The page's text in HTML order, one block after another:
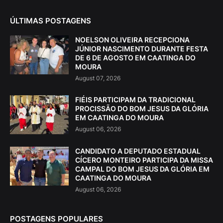
ÚLTIMAS POSTAGENS
NOELSON OLIVEIRA RECEPCIONA
JÚNIOR NASCIMENTO DURANTE FESTA
DE 6 DE AGOSTO EM CAATINGA DO
MOURA
August 07, 2026
FIÉIS PARTICIPAM DA TRADICIONAL
PROCISSÃO DO BOM JESUS DA GLÓRIA
EM CAATINGA DO MOURA
August 06, 2026
CANDIDATO A DEPUTADO ESTADUAL
CÍCERO MONTEIRO PARTICIPA DA MISSA
CAMPAL DO BOM JESUS DA GLÓRIA EM
CAATINGA DO MOURA
August 06, 2026
POSTAGENS POPULARES